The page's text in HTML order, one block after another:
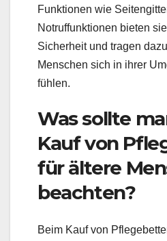
Funktionen wie
Notruffunktionen bieten
Sicherheit und tragen
Menschen sich in ihrer
fühlen.
Was sollte
Kauf von
für ältere
beachten?
Beim Kauf von